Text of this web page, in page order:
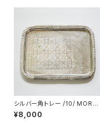
シルバー角トレー /10/ MORO
CCO モロッコ
¥8,000